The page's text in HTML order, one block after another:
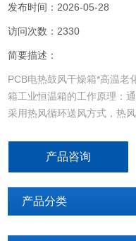
发布时间：2026-05-28
访问次数：2330
简要描述：
PCB电热鼓风干燥箱*高温老
箱工业恒温箱的工作原理：
采用热风循环送风方式，热
加热运用，如此可有效提高
产品咨询
产品分类